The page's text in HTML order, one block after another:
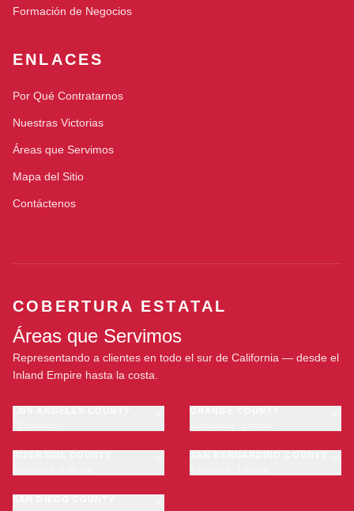
Formación de Negocios
ENLACES
Por Qué Contratarnos
Nuestras Victorias
Áreas que Servimos
Mapa del Sitio
Contáctenos
COBERTURA ESTATAL
Áreas que Servimos
Representando a clientes en todo el sur de California — desde el
Inland Empire hasta la costa.
Glendale
Pasadena
Irvine